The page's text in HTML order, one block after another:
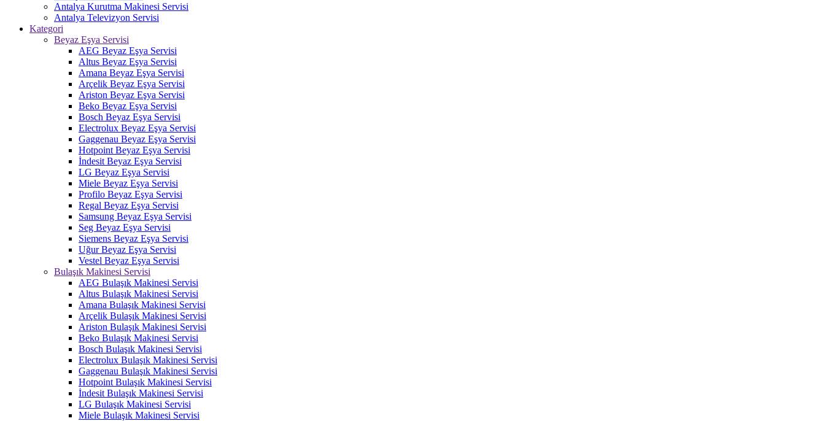
Antalya Kurutma Makinesi Servisi
Antalya Televizyon Servisi
Kategori
Beyaz Eşya Servisi
AEG Beyaz Eşya Servisi
Altus Beyaz Eşya Servisi
Amana Beyaz Eşya Servisi
Arçelik Beyaz Eşya Servisi
Ariston Beyaz Eşya Servisi
Beko Beyaz Eşya Servisi
Bosch Beyaz Eşya Servisi
Electrolux Beyaz Eşya Servisi
Gaggenau Beyaz Eşya Servisi
Hotpoint Beyaz Eşya Servisi
İndesit Beyaz Eşya Servisi
LG Beyaz Eşya Servisi
Miele Beyaz Eşya Servisi
Profilo Beyaz Eşya Servisi
Regal Beyaz Eşya Servisi
Samsung Beyaz Eşya Servisi
Seg Beyaz Eşya Servisi
Siemens Beyaz Eşya Servisi
Uğur Beyaz Eşya Servisi
Vestel Beyaz Eşya Servisi
Bulaşık Makinesi Servisi
AEG Bulaşık Makinesi Servisi
Altus Bulaşık Makinesi Servisi
Amana Bulaşık Makinesi Servisi
Arçelik Bulaşık Makinesi Servisi
Ariston Bulaşık Makinesi Servisi
Beko Bulaşık Makinesi Servisi
Bosch Bulaşık Makinesi Servisi
Electrolux Bulaşık Makinesi Servisi
Gaggenau Bulaşık Makinesi Servisi
Hotpoint Bulaşık Makinesi Servisi
İndesit Bulaşık Makinesi Servisi
LG Bulaşık Makinesi Servisi
Miele Bulaşık Makinesi Servisi